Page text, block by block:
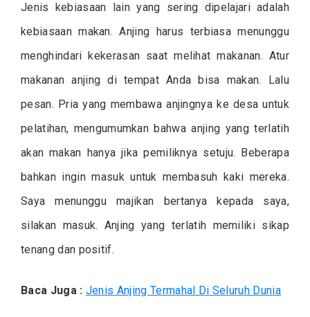
Jenis kebiasaan lain yang sering dipelajari adalah
kebiasaan makan. Anjing harus terbiasa menunggu
menghindari kekerasan saat melihat makanan. Atur
makanan anjing di tempat Anda bisa makan. Lalu
pesan. Pria yang membawa anjingnya ke desa untuk
pelatihan, mengumumkan bahwa anjing yang terlatih
akan makan hanya jika pemiliknya setuju. Beberapa
bahkan ingin masuk untuk membasuh kaki mereka.
Saya menunggu majikan bertanya kepada saya,
silakan masuk. Anjing yang terlatih memiliki sikap
tenang dan positif.
Baca Juga : Jenis Anjing Termahal Di Seluruh Dunia